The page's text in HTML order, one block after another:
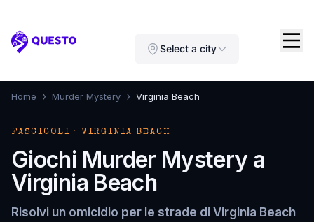
Questo Select a city
Home › Murder Mystery › Virginia Beach
FASCICOLI · VIRGINIA BEACH
Giochi Murder Mystery a
Virginia Beach
Risolvi un omicidio per le strade di Virginia Beach